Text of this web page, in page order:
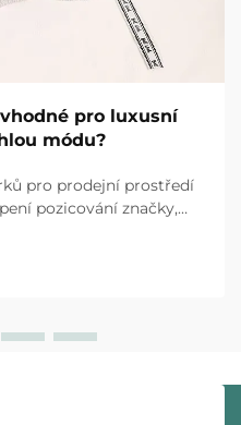
pro luxusní
módu?
pro prodejní prostředí
pozicování značky,
se na rychlou